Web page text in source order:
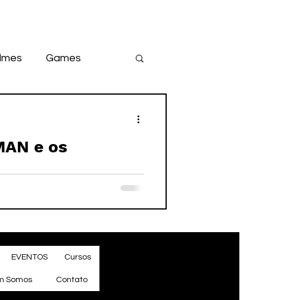
Games
e os
EVENTOS Cursos
Somos Contato